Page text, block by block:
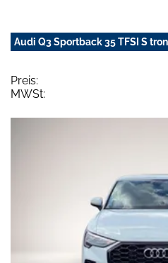
Audi Q3 Sportback 35 TFSI S
Preis:
MWSt: